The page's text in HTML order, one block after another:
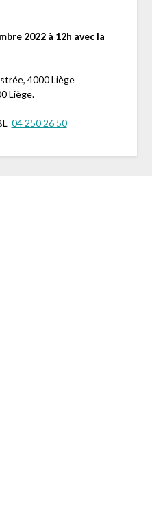
2022 à 12h avec la
4000 Liège
Liège.
04 250 26 50